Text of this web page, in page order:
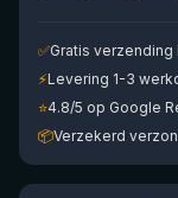
✅Gratis verzending
⚡Levering 1-3
⭐4.8/5 op Google
📦Verzekerd